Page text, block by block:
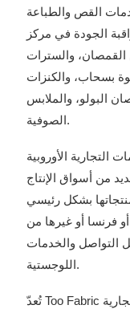
القص والطباعة
الجودة في مركز
القمصان، والسترات
بسحاب، والكنزات
البولو، والملابس
الصوفية.
التجارية الأوروبية
من أسواق الإنتاج
منتجاتها بشكل رئيسي
أو فرنسا أو غيرها من
التواصل والخدمات
اللوجستية.
تُعدّ Too Fabric خيارًا مناسبًا بشكل خاص للعلامات التجارية